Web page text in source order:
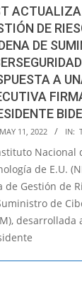
DE
DE
A
MAY 11, 2022 IN:
Nacional
de E.U.
de Gestión de
de
desarrollada